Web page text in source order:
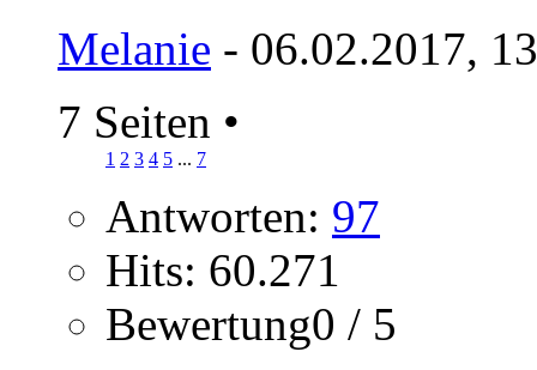
Melanie - 06.02.2017,
7 Seiten •
1 2 3 4 5 ... 7
Antworten: 97
Hits: 60.271
Bewertung0 / 5